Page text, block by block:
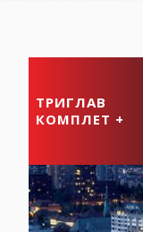
ТРИГЛАВ
КОМПЛЕТ +